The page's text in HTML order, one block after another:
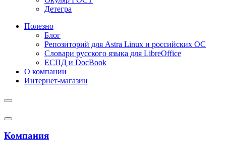
Детегра
Полезно
Блог
Репозиторий для Astra Linux и российских ОС
Словари русского языка для LibreOffice
ЕСПД и DocBook
О компании
Интернет-магазин
Компания